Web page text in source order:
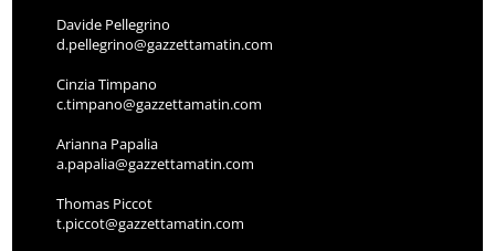
Davide Pellegrino
d.pellegrino@gazzettamatin.com
Cinzia Timpano
c.timpano@gazzettamatin.com
Arianna Papalia
a.papalia@gazzettamatin.com
Thomas Piccot
t.piccot@gazzettamatin.com